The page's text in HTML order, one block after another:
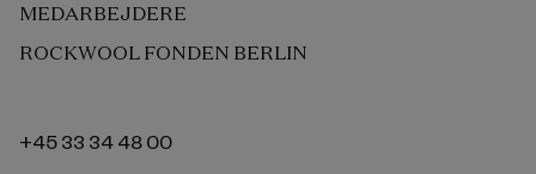
MEDARBEJDERE
ROCKWOOL FONDEN BERLIN
+45 33 34 48 00